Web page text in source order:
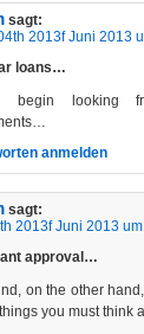
sagt:
2013f Juni 2013
loans…
begin looking
anmelden
sagt:
2013f Juni 2013
approval…
on the other
you must think